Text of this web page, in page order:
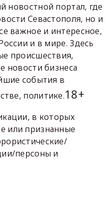
новостной портал, где
Севастополя, но и
важное и интересное,
и в мире. Здесь
происшествия,
новости бизнеса
события в
политике.18+
в которых
или признанные
персоны и